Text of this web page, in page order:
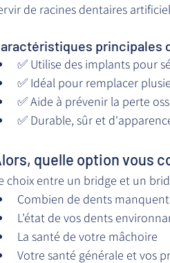
de racines dentaires
principales
✅ Utilise des implants pour
✅ Idéal pour remplacer
✅ Aide à prévenir la perte
✅ Durable, sûr et
quelle option vous
choix entre un bridge et un
Combien de dents manquent
L'état de vos dents
La santé de votre mâchoire
Votre santé générale et vos